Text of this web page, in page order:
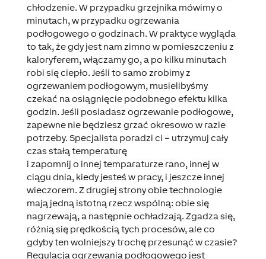
chłodzenie. W przypadku grzejnika mówimy o
minutach, w przypadku ogrzewania
podłogowego o godzinach. W praktyce wygląda
to tak, że gdy jest nam zimno w pomieszczeniu z
kaloryferem, włączamy go, a po kilku minutach
robi się ciepło. Jeśli to samo zrobimy z
ogrzewaniem podłogowym, musielibyśmy
czekać na osiągnięcie podobnego efektu kilka
godzin. Jeśli posiadasz ogrzewanie podłogowe,
zapewne nie będziesz grzać okresowo w razie
potrzeby. Specjalista poradzi ci – utrzymuj cały
czas stałą temperaturę
i zapomnij o innej temparaturze rano, innej w
ciągu dnia, kiedy jesteś w pracy, i jeszcze innej
wieczorem. Z drugiej strony obie technologie
mają jedną istotną rzecz wspólną: obie się
nagrzewają, a następnie ochładzają. Zgadza się,
różnią się prędkością tych procesów, ale co
gdyby ten wolniejszy trochę przesunąć w czasie?
Regulacja ogrzewania podłogowego jest